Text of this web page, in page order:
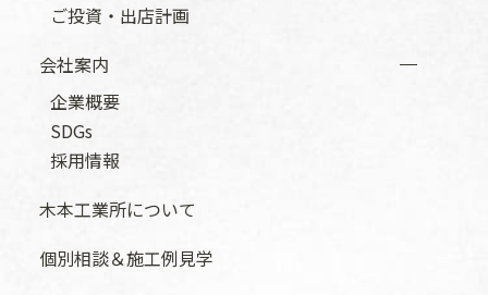
ご投資・出店計画
会社案内
企業概要
SDGs
採用情報
木本工業所について
個別相談＆施工例見学